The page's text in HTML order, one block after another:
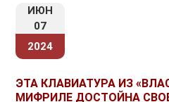
Итак,клавиатура
клавиш на вашем столе.
которое позволяет нам
вводить информацию,
ИЮН
07
2024
ЭТА КЛАВИАТУРА ИЗ
МИФРИЛЕ ДОСТОЙНА